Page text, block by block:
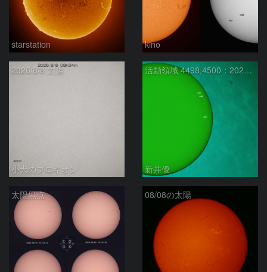
starstation kino
2026/8/8 太陽
小犬のプロキオン
活動領域 4498,4500：2026/08/08
新井優
太陽黒点 08/08の太陽